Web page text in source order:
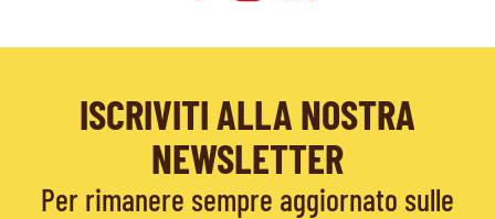
ISCRIVITI ALLA NOSTRA
NEWSLETTER
Per rimanere sempre aggiornato sulle